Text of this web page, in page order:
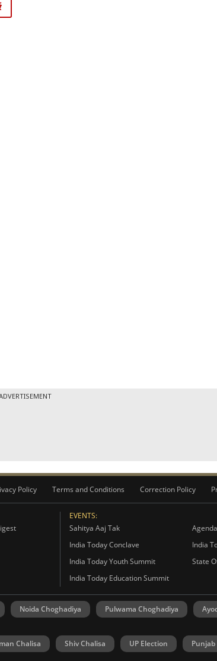
Policy Terms and Conditions Correction Policy
EVENTS:
Sahitya Aaj Tak
India Today Conclave
India
India Today Youth Summit
State
India Today Education Summit
Noida Choghadiya Pulwama Choghadiya
Chalisa Shiv Chalisa UP Election